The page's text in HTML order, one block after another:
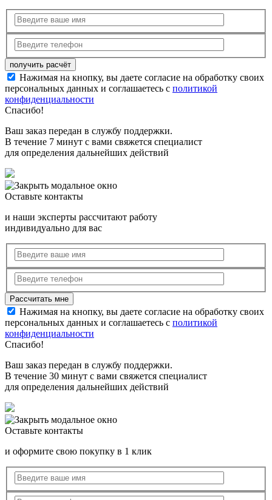
Нажимая на кнопку, вы даете согласие на обработку своих
персональных данных и соглашаетесь с политикой
конфиденциальности
Спасибо!
Ваш заказ передан в службу поддержки.
В течение 7 минут с вами свяжется специалист
для определения дальнейших действий
Оставьте контакты
и наши эксперты рассчитают работу
индивидуально для вас
Нажимая на кнопку, вы даете согласие на обработку своих
персональных данных и соглашаетесь с политикой
конфиденциальности
Спасибо!
Ваш заказ передан в службу поддержки.
В течение 30 минут с вами свяжется специалист
для определения дальнейших действий
Оставьте контакты
и оформите свою покупку в 1 клик